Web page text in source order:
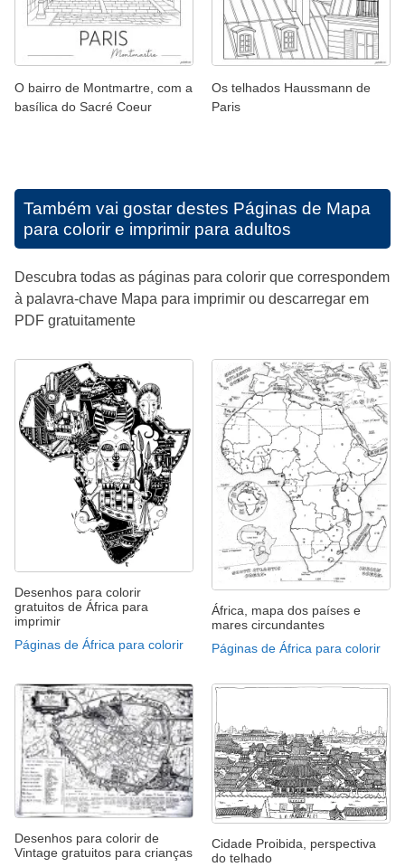
O bairro de Montmartre, com a
basílica do Sacré Coeur
Os telhados Haussmann de
Paris
Também vai gostar destes Páginas de Mapa
para colorir e imprimir para adultos
Descubra todas as páginas para colorir que correspondem
à palavra-chave Mapa para imprimir ou descarregar em
PDF gratuitamente
Desenhos para colorir
gratuitos de África para
imprimir
Páginas de África para colorir
África, mapa dos países e
mares circundantes
Páginas de África para colorir
Desenhos para colorir de
Vintage gratuitos para crianças
Cidade Proibida, perspectiva
do telhado